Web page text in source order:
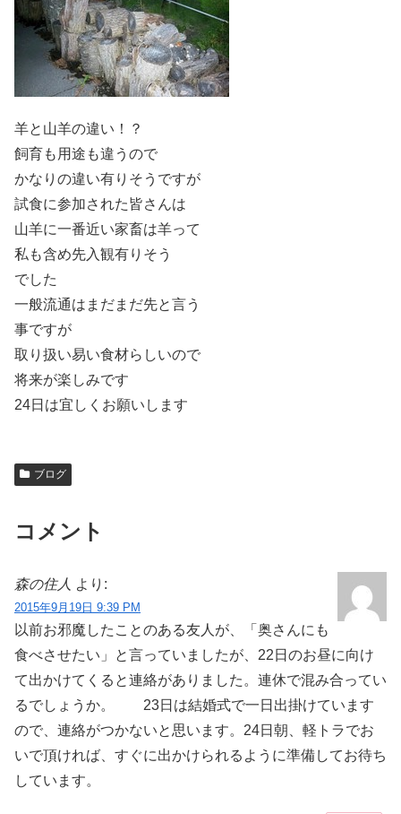
羊と山羊の違い！？
飼育も用途も違うので
かなりの違い有りそうですが
試食に参加された皆さんは
山羊に一番近い家畜は羊って
私も含め先入観有りそう
でした
一般流通はまだまだ先と言う
事ですが
取り扱い易い食材らしいので
将来が楽しみです
24日は宜しくお願いします
ブログ
コメント
森の住人 より:
2015年9月19日 9:39 PM
以前お邪魔したことのある友人が、「奥さんにも
食べさせたい」と言っていましたが、22日のお昼に向け
て出かけてくると連絡がありました。連休で混み合ってい
るでしょうか。 23日は結婚式で一日出掛けています
ので、連絡がつかないと思います。24日朝、軽トラでお
いで頂ければ、すぐに出かけられるように準備してお待ち
しています。